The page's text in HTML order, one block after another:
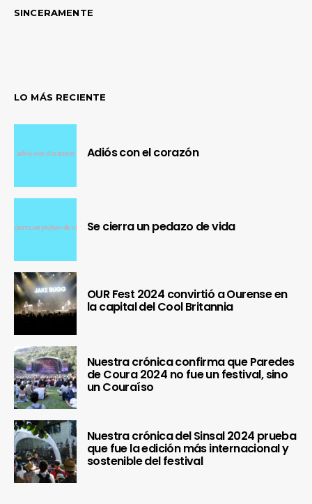
SINCERAMENTE
LO MÁS RECIENTE
Adiós con el corazón
Se cierra un pedazo de vida
OUR Fest 2024 convirtió a Ourense en
la capital del Cool Britannia
Nuestra crónica confirma que Paredes
de Coura 2024 no fue un festival, sino
un Couraíso
Nuestra crónica del Sinsal 2024 prueba
que fue la edición más internacional y
sostenible del festival